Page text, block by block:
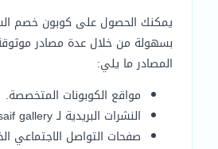
يمكنك الحصول على كوبون خصم
بسهولة من خلال عدة مصادر
المصادر ما يلي:
مواقع الكوبونات المتخصصة.
النشرات البريدية لـ alsaif gallery.
صفحات التواصل الاجتماعي